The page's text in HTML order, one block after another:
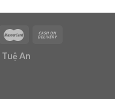
Tuệ An